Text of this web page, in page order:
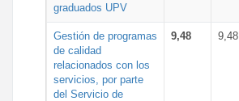
graduados UPV
Gestión de programas
de calidad
relacionados con los
servicios, por parte
del Servicio de
9,48 9,48